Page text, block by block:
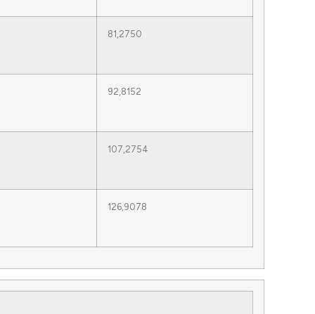
81,2750
92,8152
107,2754
126,9078